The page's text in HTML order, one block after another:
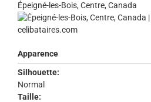
Épeigné-les-Bois, Centre, Canada
Apparence
Silhouette:
Normal
Taille: